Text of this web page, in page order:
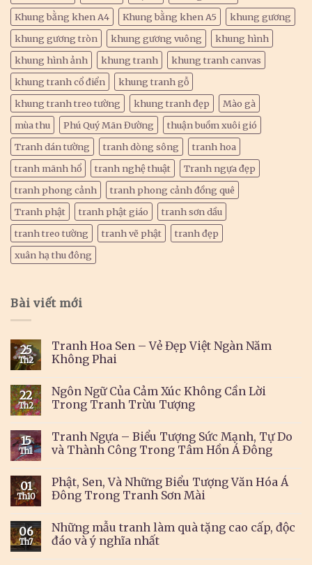
Khung bằng khen A4
Khung bằng khen A5
khung gương
khung gương tròn
khung gương vuông
khung hình
khung hình ảnh
khung tranh
khung tranh canvas
khung tranh cổ điển
khung tranh gỗ
khung tranh treo tường
khung tranh đẹp
Mào gà
mùa thu
Phú Quý Mãn Đường
thuận buồm xuôi gió
Tranh dán tường
tranh dòng sông
tranh hoa
tranh mãnh hổ
tranh nghệ thuật
Tranh ngựa đẹp
tranh phong cảnh
tranh phong cảnh đồng quê
Tranh phật
tranh phật giáo
tranh sơn dầu
tranh treo tường
tranh vẽ phật
tranh đẹp
xuân hạ thu đông
Bài viết mới
25
Th2
Tranh Hoa Sen – Vẻ Đẹp Việt Ngàn Năm
Không Phai
22
Th2
Ngôn Ngữ Của Cảm Xúc Không Cần Lời
Trong Tranh Trừu Tượng
15
Th1
Tranh Ngựa – Biểu Tượng Sức Mạnh, Tự Do
và Thành Công Trong Tâm Hồn Á Đông
01
Th10
Phật, Sen, Và Những Biểu Tượng Văn Hóa Á
Đông Trong Tranh Sơn Mài
06
Th7
Những mẫu tranh làm quà tặng cao cấp, độc
đáo và ý nghĩa nhất